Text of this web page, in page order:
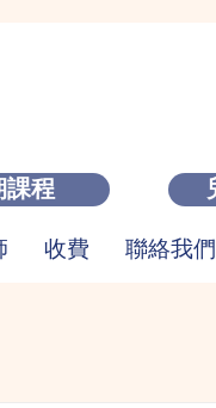
課程
收費 聯絡我